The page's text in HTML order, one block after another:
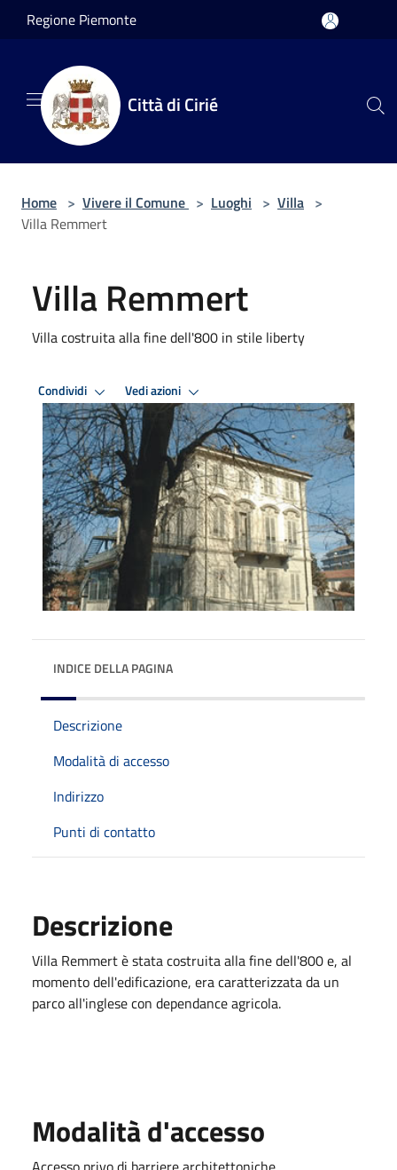
Salta al contenuto principale
Regione Piemonte
Città di Cirié
Home > Vivere il Comune > Luoghi > Villa >
Villa Remmert
Villa Remmert
Villa costruita alla fine dell'800 in stile liberty
Condividi Vedi azioni
INDICE DELLA PAGINA
Descrizione
Modalità di accesso
Indirizzo
Punti di contatto
Descrizione
Villa Remmert è stata costruita alla fine dell'800 e, al
momento dell'edificazione, era caratterizzata da un
parco all'inglese con dependance agricola.
Modalità d'accesso